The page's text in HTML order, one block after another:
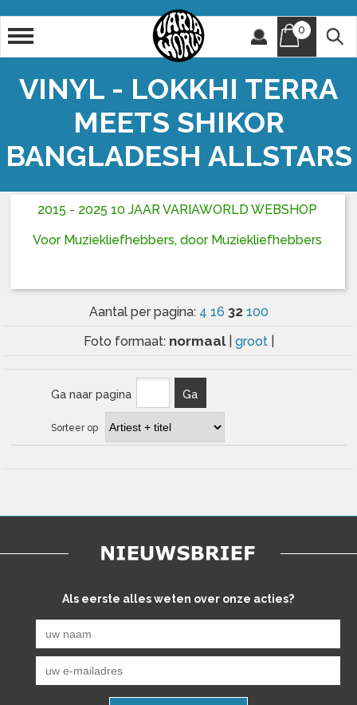
0
VINYL - LOKKHI TERRA
MEETS SHIKOR
BANGLADESH ALLSTARS
2015 - 2025 10 JAAR VARIAWORLD WEBSHOP
Voor Muziekliefhebbers, door Muziekliefhebbers
Aantal per pagina: 4 16 32 100
Foto formaat: normaal groot
Ga naar pagina Ga
Sorteer op
Als eerste alles weten over onze acties?